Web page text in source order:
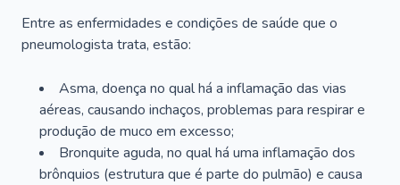
Entre as enfermidades e condições de saúde que o
pneumologista trata, estão:
Asma, doença no qual há a inflamação das vias
aéreas, causando inchaços, problemas para respirar e
produção de muco em excesso;
Bronquite aguda, no qual há uma inflamação dos
brônquios (estrutura que é parte do pulmão) e causa